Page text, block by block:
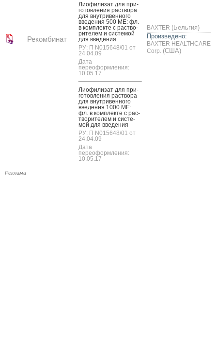
Рекомбинат
Ли­офи­лизат для при­
готов­ле­ния рас­тво­ра
для внут­ри­вен­но­го
вве­дения 500 МЕ: фл.
в ком­плек­те с рас­тво­
рите­лем и сис­те­мой
для вве­дения
РУ: П N015648/01 от
24.04.09
Дата
переоформления:
10.05.17
Ли­офи­лизат для при­
готов­ле­ния рас­тво­ра
для внут­ри­вен­но­го
вве­дения 1000 МЕ:
фл. в ком­плек­те с рас­
тво­рите­лем и сис­те­
мой для вве­дения
РУ: П N015648/01 от
24.04.09
Дата
переоформления:
10.05.17
BAXTER (Бельгия)
Произведено:
BAXTER HEALTHCARE
Corp. (США)
Реклама